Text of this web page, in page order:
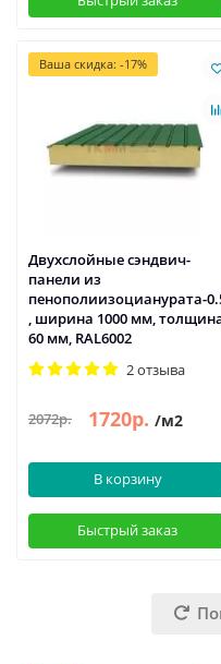
Ваша скидка: -17%
Двухслойные сэндвич-
панели из
пенополиизоцианурата-
, ширина 1000 мм,
60 мм, RAL6002
2 отзыва
2072р. 1720р. /м2
В корзину
Быстрый заказ